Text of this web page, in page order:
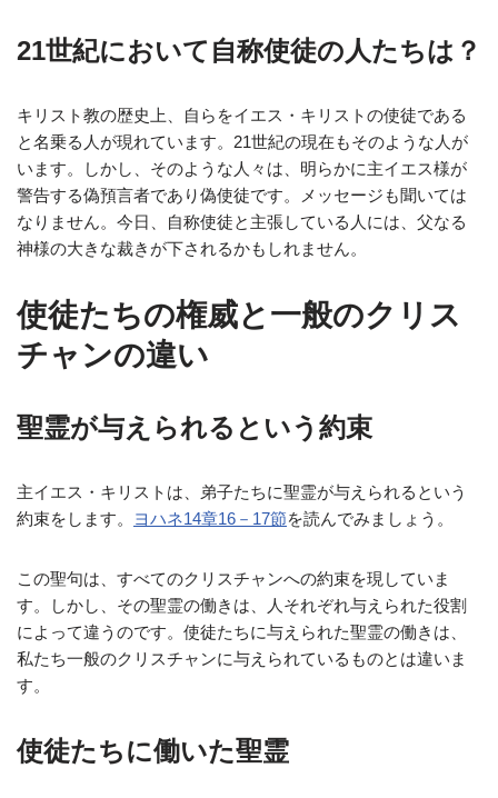
21世紀において自称使徒の人たちは？
キリスト教の歴史上、自らをイエス・キリストの使徒である
と名乗る人が現れています。21世紀の現在もそのような人が
います。しかし、そのような人々は、明らかに主イエス様が
警告する偽預言者であり偽使徒です。メッセージも聞いては
なりません。今日、自称使徒と主張している人には、父なる
神様の大きな裁きが下されるかもしれません。
使徒たちの権威と一般のクリス
チャンの違い
聖霊が与えられるという約束
主イエス・キリストは、弟子たちに聖霊が与えられるという
約束をします。
ヨハネ14章16－17節を読んでみましょう。
この聖句は、すべてのクリスチャンへの約束を現していま
す。しかし、その聖霊の働きは、人それぞれ与えられた役割
によって違うのです。使徒たちに与えられた聖霊の働きは、
私たち一般のクリスチャンに与えられているものとは違いま
す。
使徒たちに働いた聖霊